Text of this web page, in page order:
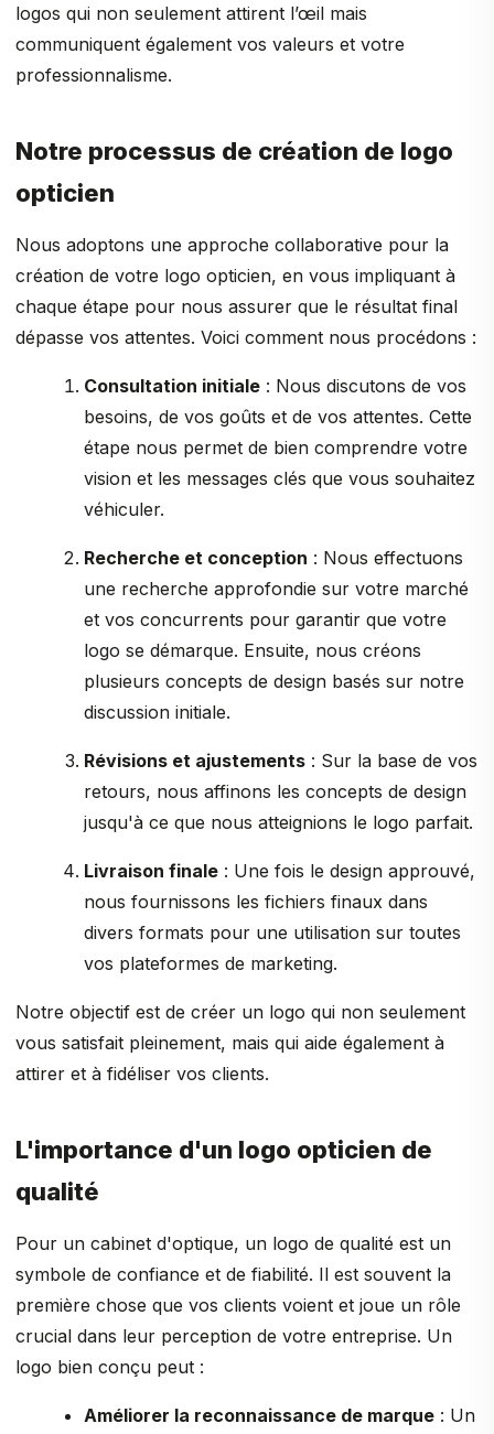
logos qui non seulement attirent l’œil mais
communiquent également vos valeurs et votre
professionnalisme.
Notre processus de création de logo
opticien
Nous adoptons une approche collaborative pour la
création de votre logo opticien, en vous impliquant à
chaque étape pour nous assurer que le résultat final
dépasse vos attentes. Voici comment nous procédons :
Consultation initiale : Nous discutons de vos
besoins, de vos goûts et de vos attentes. Cette
étape nous permet de bien comprendre votre
vision et les messages clés que vous souhaitez
véhiculer.
Recherche et conception : Nous effectuons
une recherche approfondie sur votre marché
et vos concurrents pour garantir que votre
logo se démarque. Ensuite, nous créons
plusieurs concepts de design basés sur notre
discussion initiale.
Révisions et ajustements : Sur la base de vos
retours, nous affinons les concepts de design
jusqu'à ce que nous atteignions le logo parfait.
Livraison finale : Une fois le design approuvé,
nous fournissons les fichiers finaux dans
divers formats pour une utilisation sur toutes
vos plateformes de marketing.
Notre objectif est de créer un logo qui non seulement
vous satisfait pleinement, mais qui aide également à
attirer et à fidéliser vos clients.
L'importance d'un logo opticien de
qualité
Pour un cabinet d'optique, un logo de qualité est un
symbole de confiance et de fiabilité. Il est souvent la
première chose que vos clients voient et joue un rôle
crucial dans leur perception de votre entreprise. Un
logo bien conçu peut :
Améliorer la reconnaissance de marque : Un